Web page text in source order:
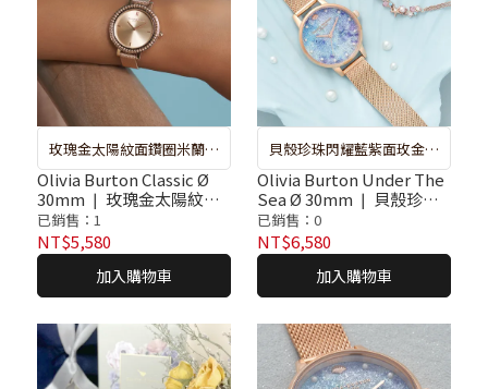
玫瑰金太陽紋面鑽圈米蘭腕
錶
Olivia Burton Classic Ø
30mm ❘ 玫瑰金太陽紋面
鑽圈米蘭腕錶
已銷售：1
NT$5,580
加入購物車
貝殼珍珠閃耀藍紫面玫金殼
皮革腕錶&夏日海洋手鍊套
組
Olivia Burton Under The
Sea Ø 30mm ❘ 貝殼珍珠
閃耀藍紫面玫金殼皮革腕
錶&夏日海洋手鍊套組
已銷售：0
NT$6,580
加入購物車